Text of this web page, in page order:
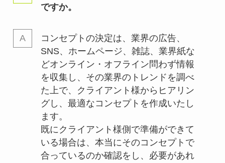
ですか。
コンセプトの決定は、業界の広告、
SNS、ホームページ、雑誌、業界紙な
どオンライン・オフライン問わず情報
を収集し、その業界のトレンドを調べ
た上で、クライアント様からヒアリン
グし、最適なコンセプトを作成いたし
ます。
既にクライアント様側で準備ができて
いる場合は、本当にそのコンセプトで
合っているのか確認をし、必要があれ